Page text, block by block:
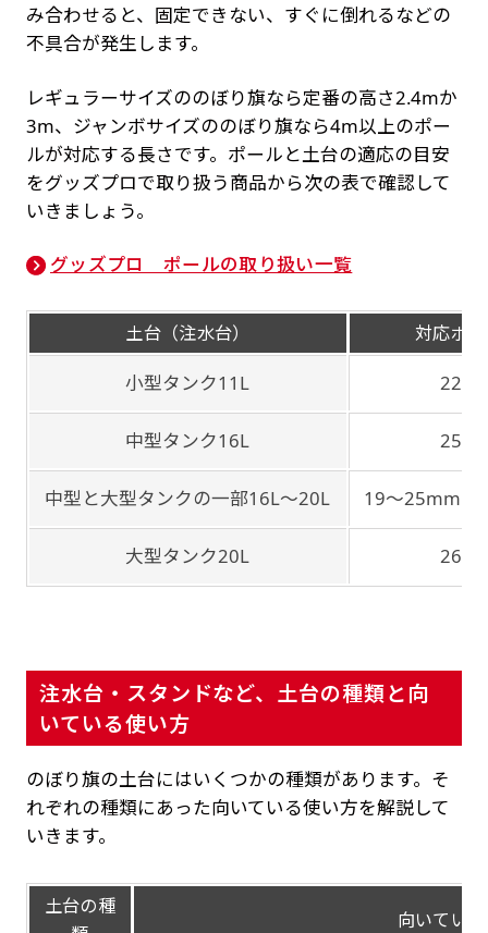
み合わせると、固定できない、すぐに倒れるなどの
不具合が発生します。
レギュラーサイズののぼり旗なら定番の高さ2.4mか
3m、ジャンボサイズののぼり旗なら4m以上のポー
ルが対応する長さです。ポールと土台の適応の目安
をグッズプロで取り扱う商品から次の表で確認して
いきましょう。
グッズプロ ポールの取り扱い一覧
土台（注水台） 対応ポ
小型タンク11L
中型タンク16L
中型と大型タンクの一部16L～20L 19～25mm /
大型タンク20L
注水台・スタンドなど、土台の種類と向
いている使い方
のぼり旗の土台にはいくつかの種類があります。そ
れぞれの種類にあった向いている使い方を解説して
いきます。
土台の種
向いてい